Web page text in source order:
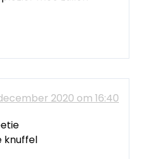
2020 om 16:40
knuffel